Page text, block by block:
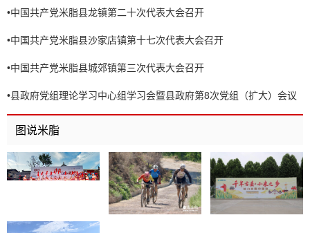
•中国共产党米脂县龙镇第二十次代表大会召开
•中国共产党米脂县沙家店镇第十七次代表大会召开
•中国共产党米脂县城郊镇第三次代表大会召开
•县政府党组理论学习中心组学习会暨县政府第8次党组（扩大）会议
召开
图说米脂